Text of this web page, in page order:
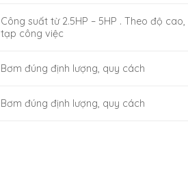
Công suất từ 2.5HP – 5HP . Theo độ
tạp công việc
Bơm đúng định lượng, quy cách
Bơm đúng định lượng, quy cách